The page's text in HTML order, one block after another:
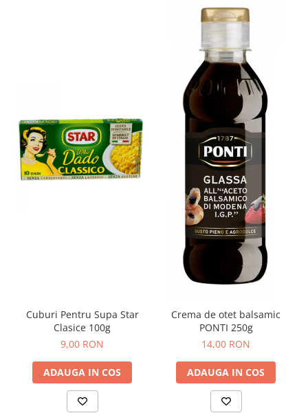
Cuburi Pentru Supa Star
Clasice 100g
9,00 RON
ADAUGA IN COS
Crema de otet balsamic
PONTI 250g
14,00 RON
ADAUGA IN COS